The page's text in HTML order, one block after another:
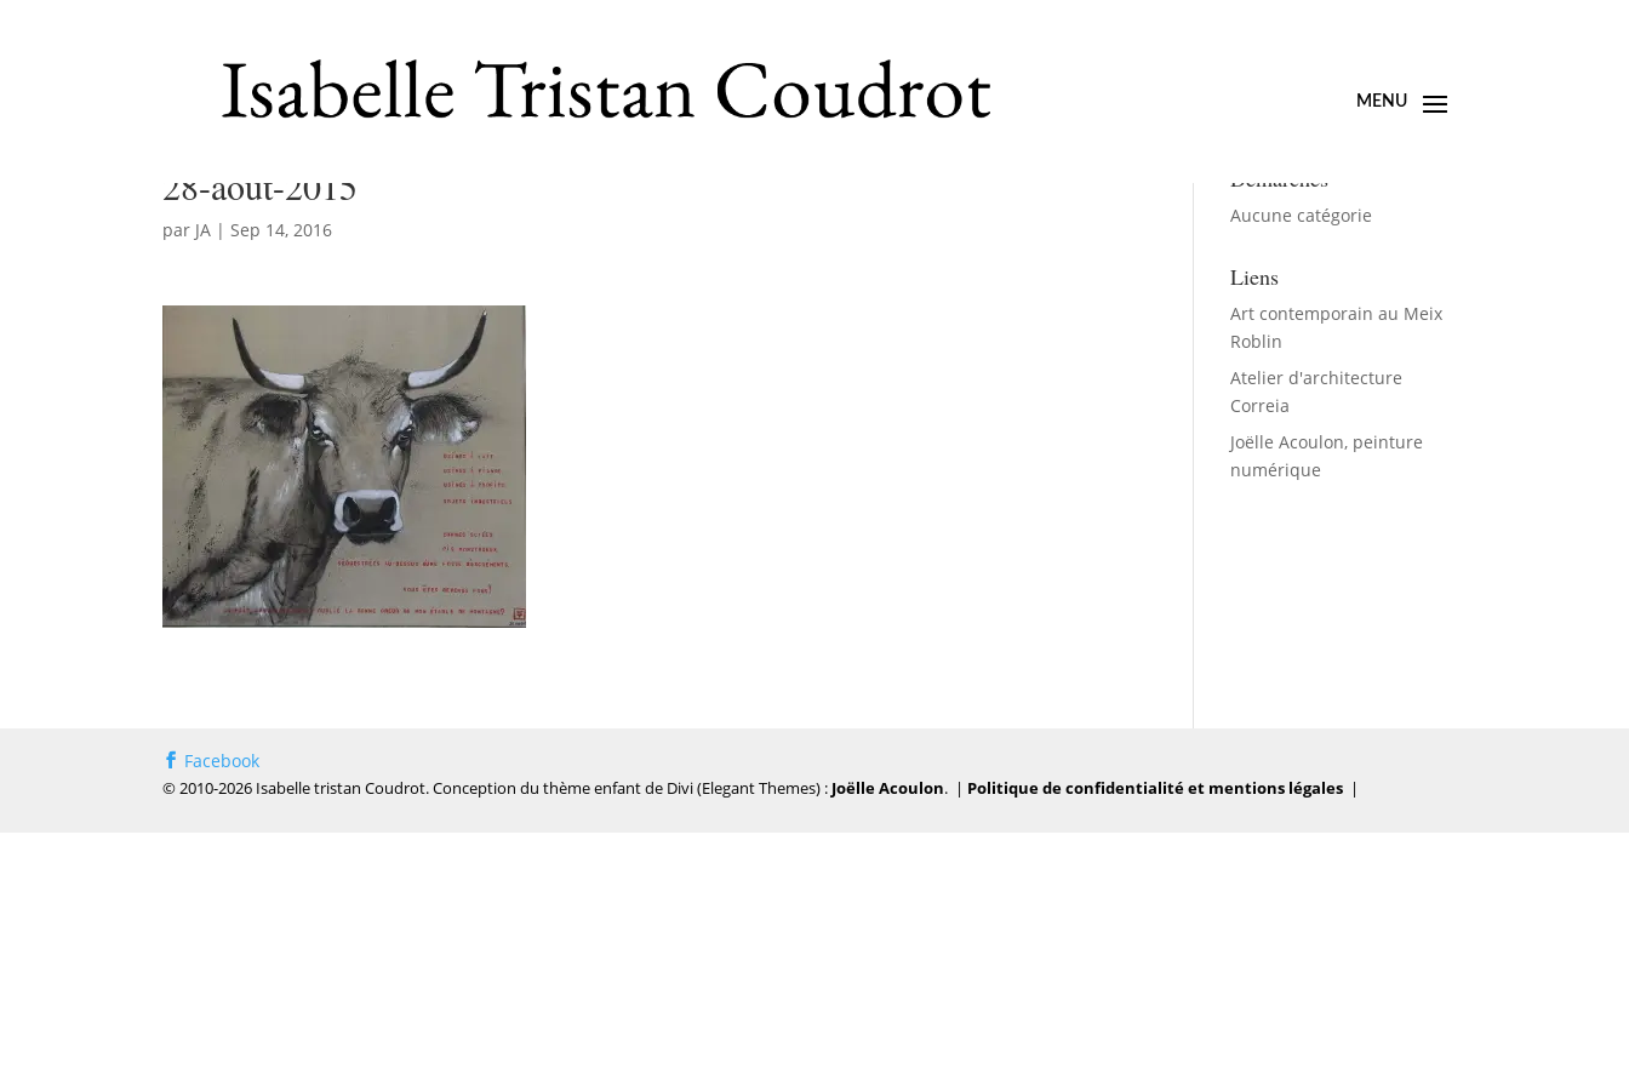
28-aout-2015
par JA |Sep 14, 2016
Démarches
Aucune catégorie
Liens
Art contemporain au Meix
Roblin
Atelier d'architecture
Correia
Joëlle Acoulon, peinture
numérique
Facebook
© 2010-2026 Isabelle tristan Coudrot. Conception du thème enfant de Divi (Elegant Themes) : Joëlle Acoulon. | Politique de confidentialité et mentions légales |